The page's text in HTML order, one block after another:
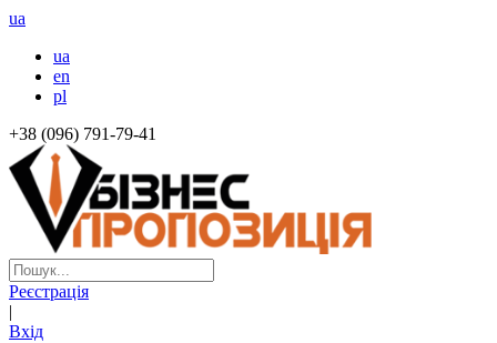
ua
ua
en
pl
+38 (096) 791-79-41
Реєстрація
|
Вхід